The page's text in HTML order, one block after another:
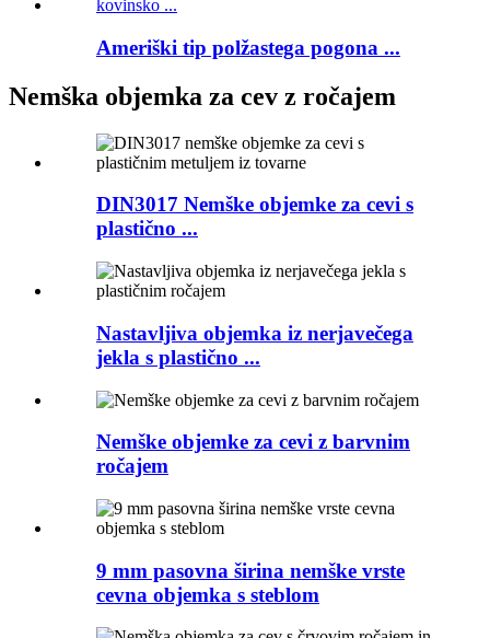
Ameriški tip polžastega pogona ...
Nemška objemka za cev z ročajem
DIN3017 Nemške objemke za cevi s
plastično ...
Nastavljiva objemka iz nerjavečega
jekla s plastično ...
Nemške objemke za cevi z barvnim
ročajem
9 mm pasovna širina nemške vrste
cevna objemka s steblom